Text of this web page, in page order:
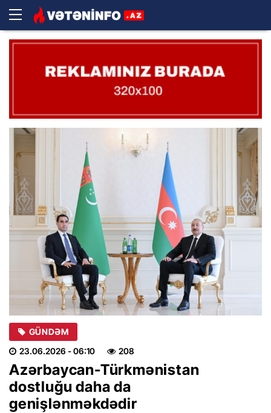
GÜNDƏM
23.06.2026 - 06:10 208
Azərbaycan-Türkmənistan
dostluğu daha da
genişlənməkdədir